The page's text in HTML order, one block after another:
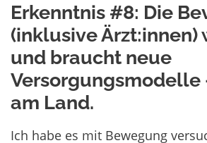
Erkenntnis #8: Die
(inklusive Ärzt:innen)
und braucht neue
Versorgungsmodelle
am Land.
Ich habe es mit Bewegung